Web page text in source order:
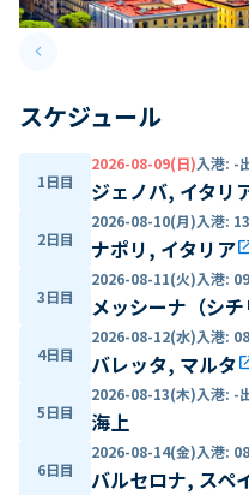
keyboard_arrow_leftPrevious slide
スケジュール
1日目
2026-08-09(日)入港: -
ジェノバ, イタリ
2日目
2026-08-10(月)入港:
ナポリ, イタリア
3日目
2026-08-11(火)入港:
メッシーナ（シ
4日目
2026-08-12(水)入港:
バレッタ, マルタ
5日目
2026-08-13(木)入港: -
海上
6日目
2026-08-14(金)入港:
バルセロナ, スペ